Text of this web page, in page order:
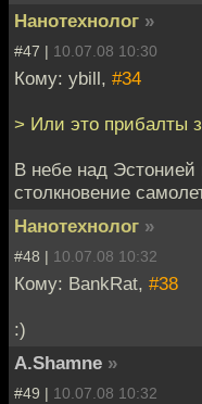
Нанотехнолог »
#47 | 10.07.08 10:30
Кому: ybill, #34
> Или это прибалты
В небе над Эстонией
столкновение
Нанотехнолог »
#48 | 10.07.08 10:32
Кому: BankRat, #38
:)
A.Shamne »
#49 | 10.07.08 10:32